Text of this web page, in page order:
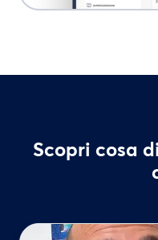
Scopri cosa